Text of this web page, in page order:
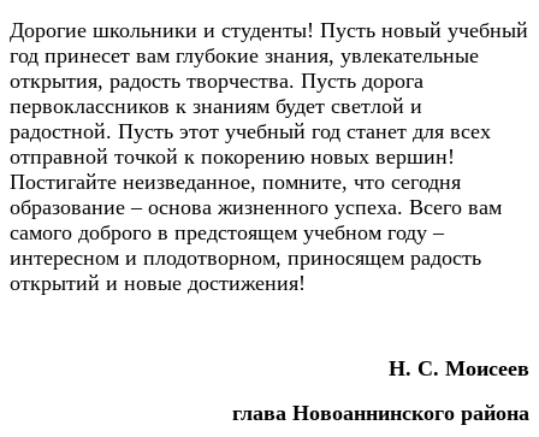
Дорогие школьники и студенты! Пусть новый учебный
год принесет вам глубокие знания, увлекательные
открытия, радость творчества. Пусть дорога
первоклассников к знаниям будет светлой и
радостной. Пусть этот учебный год станет для всех
отправной точкой к покорению новых вершин!
Постигайте неизведанное, помните, что сегодня
образование – основа жизненного успеха. Всего вам
самого доброго в предстоящем учебном году –
интересном и плодотворном, приносящем радость
открытий и новые достижения!
Н. С. Моисеев
глава Новоаннинского района